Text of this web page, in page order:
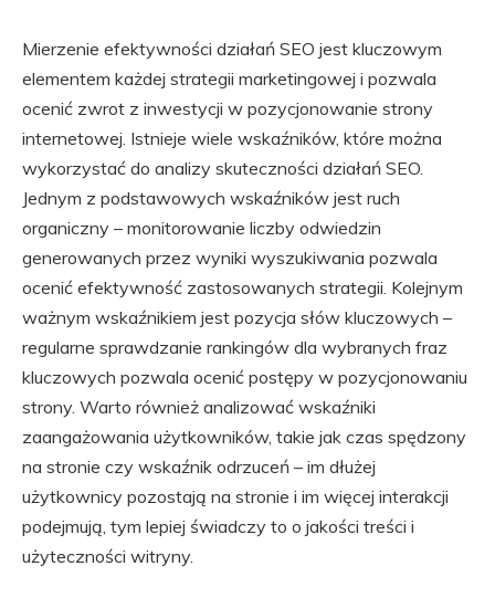
Mierzenie efektywności działań SEO jest kluczowym
elementem każdej strategii marketingowej i pozwala
ocenić zwrot z inwestycji w pozycjonowanie strony
internetowej. Istnieje wiele wskaźników, które można
wykorzystać do analizy skuteczności działań SEO.
Jednym z podstawowych wskaźników jest ruch
organiczny – monitorowanie liczby odwiedzin
generowanych przez wyniki wyszukiwania pozwala
ocenić efektywność zastosowanych strategii. Kolejnym
ważnym wskaźnikiem jest pozycja słów kluczowych –
regularne sprawdzanie rankingów dla wybranych fraz
kluczowych pozwala ocenić postępy w pozycjonowaniu
strony. Warto również analizować wskaźniki
zaangażowania użytkowników, takie jak czas spędzony
na stronie czy wskaźnik odrzuceń – im dłużej
użytkownicy pozostają na stronie i im więcej interakcji
podejmują, tym lepiej świadczy to o jakości treści i
użyteczności witryny.